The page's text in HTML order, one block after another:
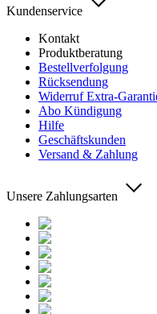
Kundenservice
Kontakt
Produktberatung
Bestellverfolgung
Rücksendung
Widerruf Extra-
Abo Kündigung
Hilfe
Geschäftskunden
Versand & Zahlung
Unsere Zahlungsarten